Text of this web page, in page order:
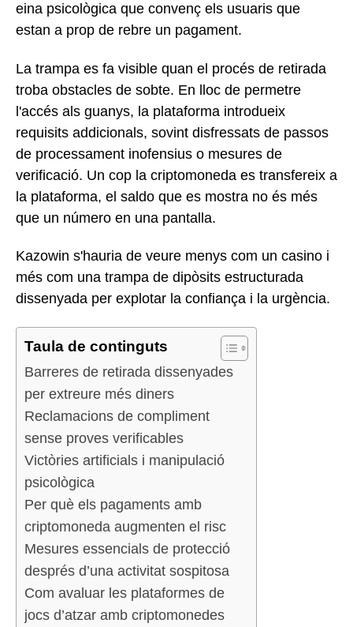
eina psicològica que convenç els usuaris que
estan a prop de rebre un pagament.
La trampa es fa visible quan el procés de retirada
troba obstacles de sobte. En lloc de permetre
l'accés als guanys, la plataforma introdueix
requisits addicionals, sovint disfressats de passos
de processament inofensius o mesures de
verificació. Un cop la criptomoneda es transfereix a
la plataforma, el saldo que es mostra no és més
que un número en una pantalla.
Kazowin s'hauria de veure menys com un casino i
més com una trampa de dipòsits estructurada
dissenyada per explotar la confiança i la urgència.
Taula de continguts
Barreres de retirada dissenyades
per extreure més diners
Reclamacions de compliment
sense proves verificables
Victòries artificials i manipulació
psicològica
Per què els pagaments amb
criptomoneda augmenten el risc
Mesures essencials de protecció
després d’una activitat sospitosa
Com avaluar les plataformes de
jocs d’atzar amb criptomonedes